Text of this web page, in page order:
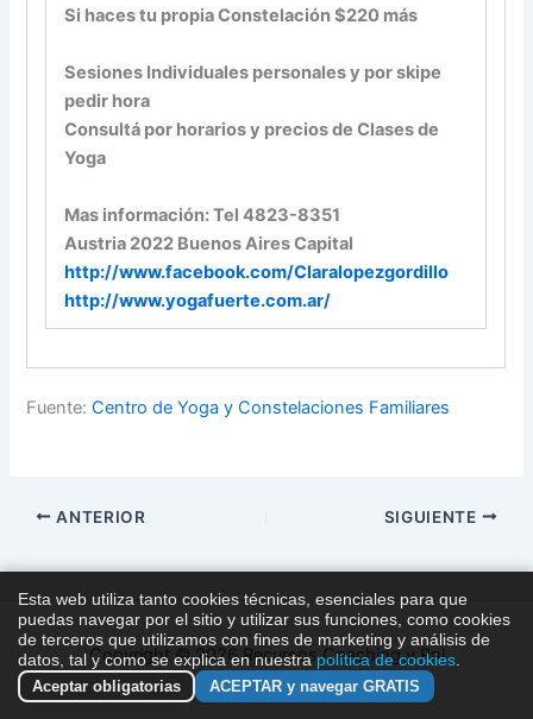
Si haces tu propia Constelación $220 más
Sesiones Individuales personales y por skipe
pedir hora
Consultá por horarios y precios de Clases de
Yoga
Mas información:Tel 4823-8351
Austria 2022 Buenos Aires Capital
http://www.facebook.com/Claralopezgordillo
http://www.yogafuerte.com.ar/
Fuente:Centro de Yoga y Constelaciones Familiares
ANTERIOR SIGUIENTE
Copyright © 2026 Recursos Coaching y Pnl
Esta web utiliza tanto cookies técnicas, esenciales para que
puedas navegar por el sitio y utilizar sus funciones, como cookies
de terceros que utilizamos con fines de marketing y análisis de
datos, tal y como se explica en nuestrapolítica de cookies
Aceptar obligatorias ACEPTAR y navegar GRATIS